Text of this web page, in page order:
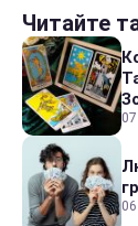
Читайте